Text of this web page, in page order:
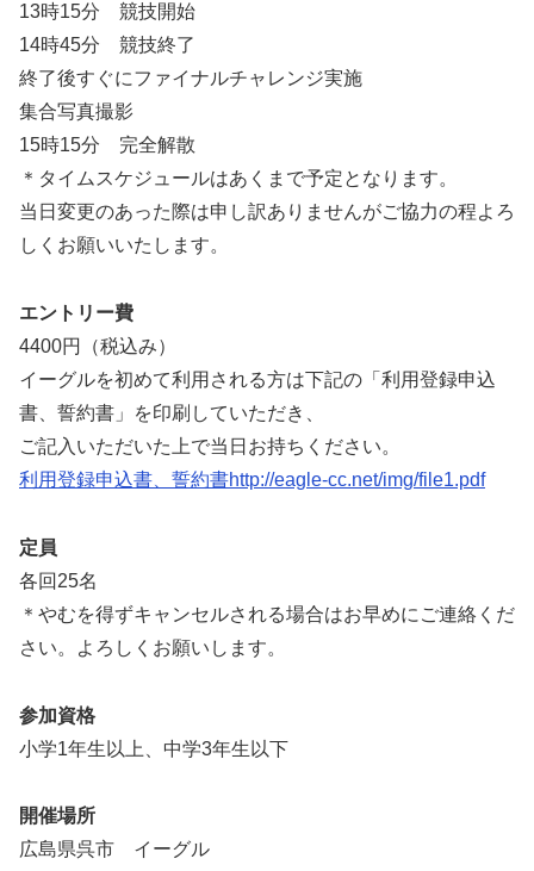
13時15分 競技開始
14時45分 競技終了
終了後すぐにファイナルチャレンジ実施
集合写真撮影
15時15分 完全解散
＊タイムスケジュールはあくまで予定となります。
当日変更のあった際は申し訳ありませんがご協力の程よろ
しくお願いいたします。
エントリー費
4400円（税込み）
イーグルを初めて利用される方は下記の「利用登録申込
書、誓約書」を印刷していただき、
ご記入いただいた上で当日お持ちください。
利用登録申込書、誓約書http://eagle-cc.net/img/file1.pdf
定員
各回25名
＊やむを得ずキャンセルされる場合はお早めにご連絡くだ
さい。よろしくお願いします。
参加資格
小学1年生以上、中学3年生以下
開催場所
広島県呉市 イーグル